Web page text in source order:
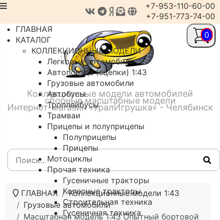
Коллекционные модели автомобилей
сборные масштабные модели
Интернет-магазин «УралИгрушка» - Челябинск
+7-953-110-60-00
+7-951-773-74-00
ГЛАВНАЯ
КАТАЛОГ
КОЛЛЕКЦИОННЫЕ МОДЕЛИ
Легковые автомобили
Автопоезда (сцепки) 1:43
Грузовые автомобили
Автобусы
Троллейбусы
Трамваи
Прицепы и полуприцепы
Полуприцепы
Прицепы
Мотоциклы
Прочая техника
Гусеничные тракторы
Колесные тракторы
Строительная техника
Гусеничная техника
ГЛАВНАЯ
Коллекционные модели 1:43
Грузовые автомобили
Масштабная модель 1:43 Опытный бортовой
0